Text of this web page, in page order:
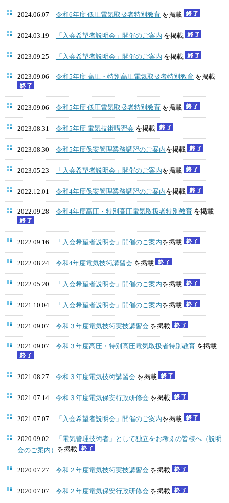
2024.06.07 令和6年度 低圧電気取扱者特別教育を掲載
2024.03.19 「入会希望者説明会」開催のご案内 を掲載
2023.09.25 「入会希望者説明会」開催のご案内 を掲載
2023.09.06 令和5年度 高圧・特別高圧電気取扱者特別教育を掲載
2023.09.06 令和5年度 低圧電気取扱者特別教育を掲載
2023.08.31 令和5年度 電気技術講習会 を掲載
2023.08.30 令和5年度保安管理業務講習のご案内を掲載
2023.05.23 「入会希望者説明会」開催のご案内を掲載
2022.12.01 令和4年度保安管理業務講習のご案内を掲載
2022.09.28 令和4年度高圧・特別高圧電気取扱者特別教育を掲載
2022.09.16 「入会希望者説明会」開催のご案内を掲載
2022.08.24 令和4年度電気技術講習会 を掲載
2022.05.20 「入会希望者説明会」開催のご案内を掲載
2021.10.04 「入会希望者説明会」開催のご案内を掲載
2021.09.07 令和３年度電気技術実技講習会 を掲載
2021.09.07 令和３年度高圧・特別高圧電気取扱者特別教育を掲載
2021.08.27 令和３年度電気技術講習会 を掲載
2021.07.14 令和３年度電気保安行政研修会 を掲載
2021.07.07 「入会希望者説明会」開催のご案内を掲載
2020.09.02 「電気管理技術者」として独立をお考えの皆様へ（説明
会のご案内） を掲載
2020.07.27 令和２年度電気技術実技講習会 を掲載
2020.07.07 令和２年度電気保安行政研修会 を掲載